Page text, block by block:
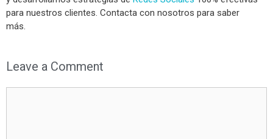
para nuestros clientes. Contacta con nosotros para saber
más.
Leave a Comment